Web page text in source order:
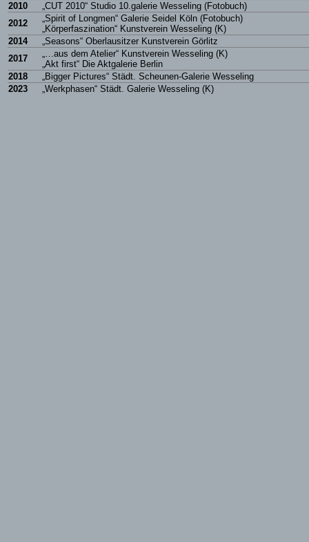
2010
„CUT 2010“ Studio 10.galerie Wesseling (Fotobuch)
2012
„Spirit of Longmen“ Galerie Seidel Köln (Fotobuch)
„Körperfaszination“ Kunstverein Wesseling (K)
2014
„Seasons“ Oberlausitzer Kunstverein Görlitz
2017
„…aus dem Atelier“ Kunstverein Wesseling (K)
„Akt first“ Die Aktgalerie Berlin
2018
„Bigger Pictures“ Städt. Scheunen-Galerie Wesseling
2023
„Werkphasen“ Städt. Galerie Wesseling (K)